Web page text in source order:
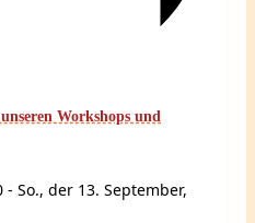
Workshops und
- So., der 13. September,